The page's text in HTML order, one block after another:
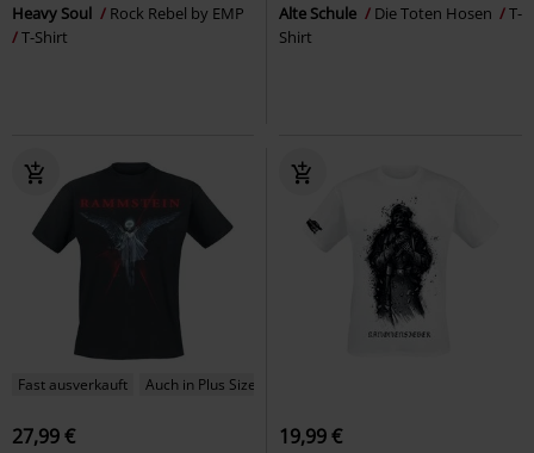
Heavy Soul
Rock Rebel by EMP
T-Shirt
Alte Schule Die Toten Hosen
T-
Shirt
Fast ausverkauft Auch in Plus Size
27,99 € 19,99 €